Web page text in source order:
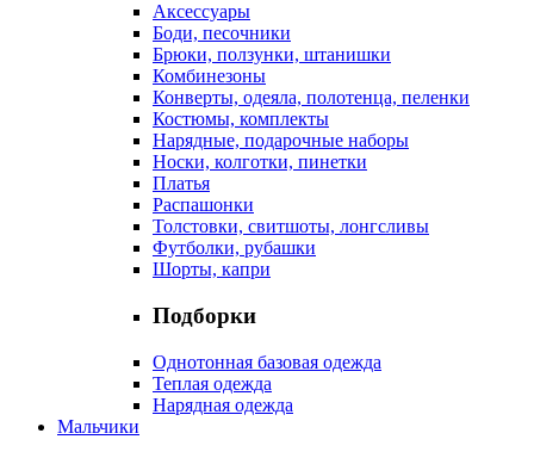
Аксессуары
Боди, песочники
Брюки, ползунки, штанишки
Комбинезоны
Конверты, одеяла, полотенца, пеленки
Костюмы, комплекты
Нарядные, подарочные наборы
Носки, колготки, пинетки
Платья
Распашонки
Толстовки, свитшоты, лонгсливы
Футболки, рубашки
Шорты, капри
Подборки
Однотонная базовая одежда
Теплая одежда
Нарядная одежда
Мальчики